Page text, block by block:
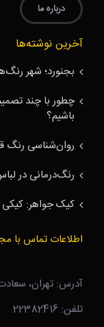
درباره ما
آخرین نوشته‌ها
بجنورد؛ شهر
چطور با چند
باشیم؟
روان‌شناسی رنگ
رنگ‌درمانی در
کیک جواهر: کیکی خاص برای
اطلاعات تماس با
آدرس: تهران، سعادت
تلفن: 22382416